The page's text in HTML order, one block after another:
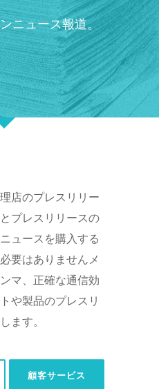
ニュース報道。
店のプレスリリー
プレスリリースの
ュースを購入する
要はありませんメ
マ、正確な通信効
や製品のプレスリ
ます。
顧客サービス